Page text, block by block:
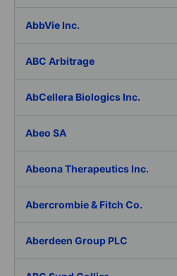
AbbVie Inc.
ABC Arbitrage
AbCellera Biologics Inc.
Abeo SA
Abeona Therapeutics Inc.
Abercrombie & Fitch Co.
Aberdeen Group PLC